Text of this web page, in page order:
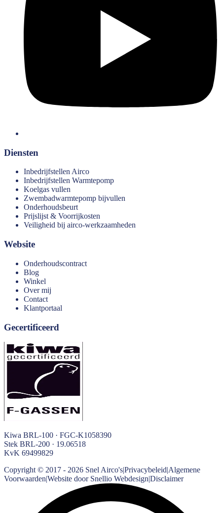
Diensten
Inbedrijfstellen Airco
Inbedrijfstellen Warmtepomp
Koelgas vullen
Zwembadwarmtepomp bijvullen
Onderhoudsbeurt
Prijslijst & Voorrijkosten
Veiligheid bij airco-werkzaamheden
Website
Onderhoudscontract
Blog
Winkel
Over mij
Contact
Klantportaal
Gecertificeerd
Kiwa BRL-100 · FGC-K1058390
Stek BRL-200 · 19.06518
KvK 69499829
Copyright © 2017 - 2026 Snel Airco's|Privacybeleid|Algemene
Voorwaarden|Website door Snellio Webdesign|Disclaimer